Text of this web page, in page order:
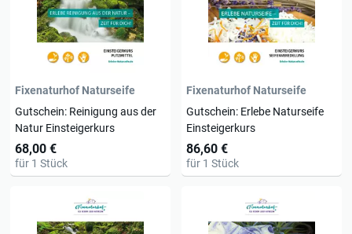
Fixenaturhof Naturseife
Gutschein: Reinigung aus der
Natur Einsteigerkurs
68,00 €
für 1 Stück
Fixenaturhof Naturseife
Gutschein: Erlebe Naturseife
Einsteigerkurs
86,60 €
für 1 Stück